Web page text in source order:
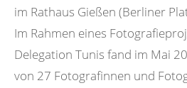
im Rathaus Gießen (Berliner
Im Rahmen eines
Delegation Tunis fand im Mai
von 27 Fotografinnen und